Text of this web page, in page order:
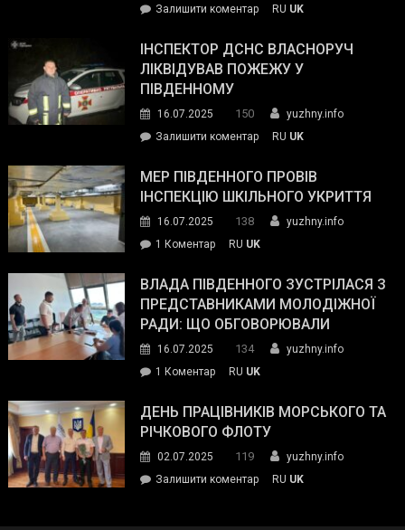
допомогу
Залишити коментарon
провів
нараду
силових
та
органів:
«Наш
спільний
окупанти.
Маємо
діяти
команда
RU UK
ІНСПЕКТОР ДСНС ВЛАСНОРУЧ
ЛІКВІДУВАВ ПОЖЕЖУ У
ПІВДЕННОМУ
16.07.2025 150
yuzhny.info
Залишити коментарon
ДСНС
власноруч
пожежу
у
RU UK
МЕР ПІВДЕННОГО ПРОВІВ
ІНСПЕКЦІЮ ШКІЛЬНОГО УКРИТТЯ
16.07.2025 138
yuzhny.info
1 Коментардо
Південного
провів
інспекцію
укриття
RU UK
ВЛАДА ПІВДЕННОГО ЗУСТРІЛАСЯ З
ПРЕДСТАВНИКАМИ МОЛОДІЖНОЇ
РАДИ: ЩО ОБГОВОРЮВАЛИ
16.07.2025 134
yuzhny.info
1 Коментардо
Південного
зустрілася
представниками
молодіжної
RU UK
ДЕНЬ ПРАЦІВНИКІВ МОРСЬКОГО ТА
РІЧКОВОГО ФЛОТУ
02.07.2025 119
yuzhny.info
Залишити коментарon
RU UK